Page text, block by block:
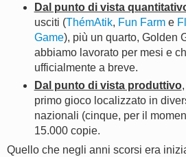
Dal punto di vista
usciti (ThémAtik, Fun Farme
Game), più un quarto, Golden
abbiamo lavorato per mesi e
ufficialmente a breve.
Dal punto di vista produttivo
primo gioco localizzato in
nazionali (cinque, per il
15.000 copie.
Quello che negli anni scorsi era